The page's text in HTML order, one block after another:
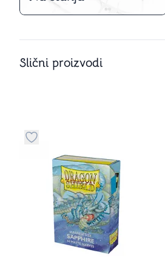
Slični proizvodi
kategoriju omiljeno
Dugme za dodavanje stvari u